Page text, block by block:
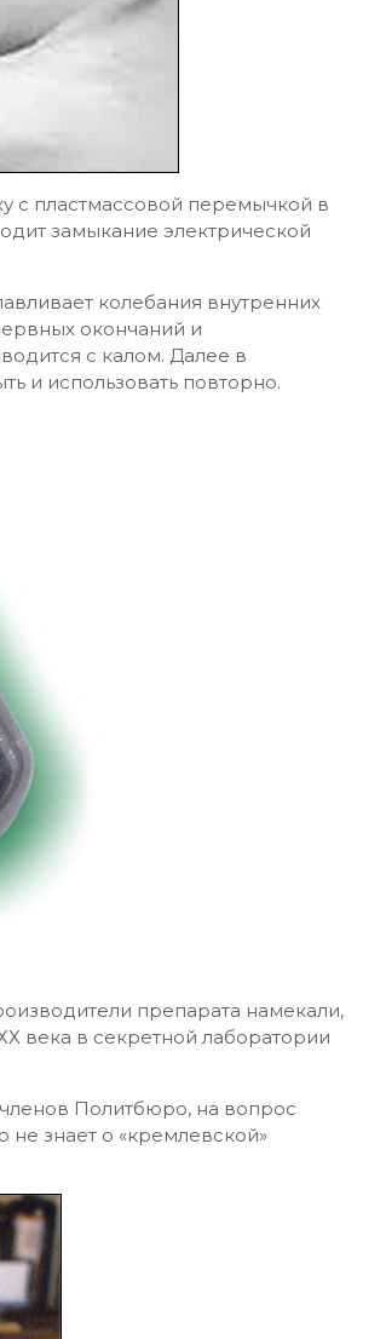
с пластмассовой перемычкой в
замыкание электрической
колебания внутренних
окончаний и
с калом. Далее в
и использовать повторно.
препарата намекали,
века в секретной лаборатории
Политбюро, на вопрос
не знает о «кремлевской»